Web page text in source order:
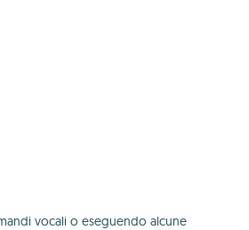
vocali o eseguendo alcune